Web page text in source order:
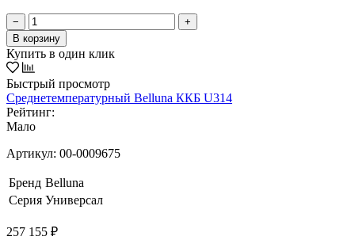
−
+
В корзину
Купить в один клик
Быстрый просмотр
Среднетемпературный Belluna ККБ U314
Рейтинг:
Мало
Артикул: 00-0009675
Бренд Belluna
Серия Универсал
257 155 ₽